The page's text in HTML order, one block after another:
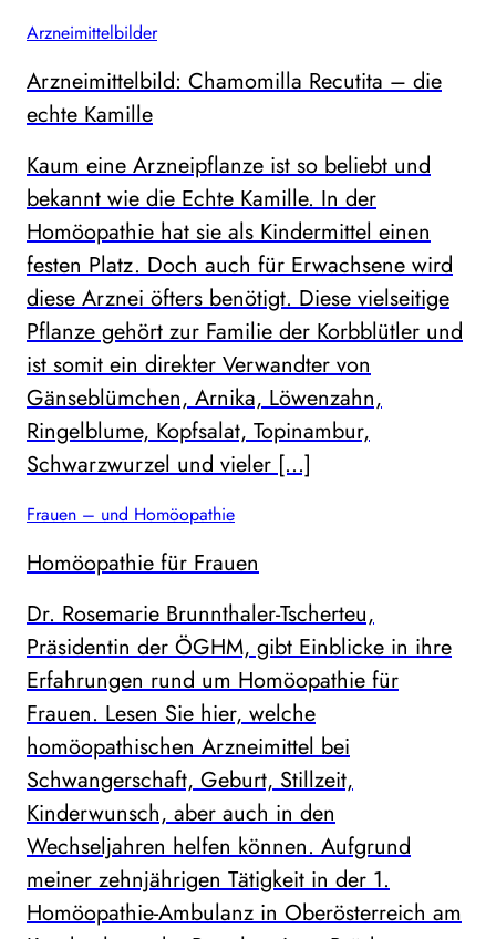
Arzneimittelbilder
Arzneimittelbild: Chamomilla Recutita – die
echte Kamille
Kaum eine Arzneipflanze ist so beliebt und
bekannt wie die Echte Kamille. In der
Homöopathie hat sie als Kindermittel einen
festen Platz. Doch auch für Erwachsene wird
diese Arznei öfters benötigt. Diese vielseitige
Pflanze gehört zur Familie der Korbblütler und
ist somit ein direkter Verwandter von
Gänseblümchen, Arnika, Löwenzahn,
Ringelblume, Kopfsalat, Topinambur,
Schwarzwurzel und vieler […]
Frauen – und Homöopathie
Homöopathie für Frauen
Dr. Rosemarie Brunnthaler-Tscherteu,
Präsidentin der ÖGHM, gibt Einblicke in ihre
Erfahrungen rund um Homöopathie für
Frauen. Lesen Sie hier, welche
homöopathischen Arzneimittel bei
Schwangerschaft, Geburt, Stillzeit,
Kinderwunsch, aber auch in den
Wechseljahren helfen können. Aufgrund
meiner zehnjährigen Tätigkeit in der 1.
Homöopathie-Ambulanz in Oberösterreich am